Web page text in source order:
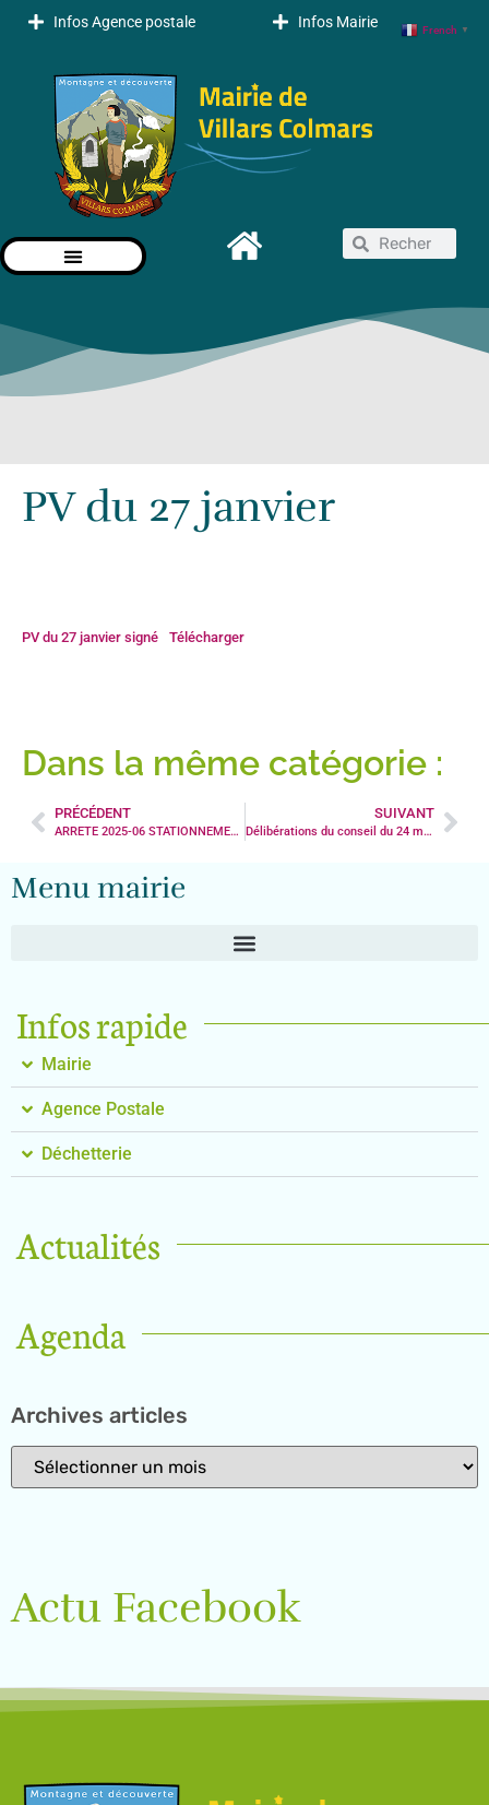
Infos Agence postale Infos Mairie
Accueil » Actualités » PV du 27 janvier
PV du 27 janvier
PV du 27 janvier signé Télécharger
Dans la même catégorie :
PRÉCÉDENT
ARRETE 2025-06 STATIONNEMENT LA PIERRE A L’EDIFICE
SUIVANT
Délibérations du conseil du 24 mars 2025
Menu mairie
Infos rapide
Mairie
Agence Postale
Déchetterie
Actualités
Agenda
Archives articles
Actu Facebook
French ▼